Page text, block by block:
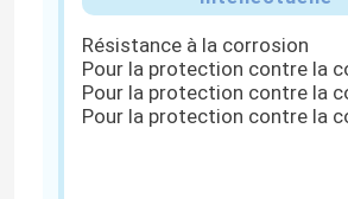
Lumière de bijoux de LED
Résistance à la corrosion
Pour la protection contre la
Pour la protection contre la
Pour la protection contre la